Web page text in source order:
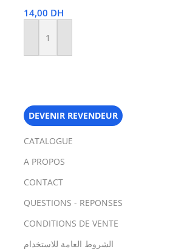
14,00 DH
Ajouter Au Panier
DEVENIR REVENDEUR
CATALOGUE
A PROPOS
CONTACT
QUESTIONS - REPONSES
CONDITIONS DE VENTE
الشروط العامة للاستخدام